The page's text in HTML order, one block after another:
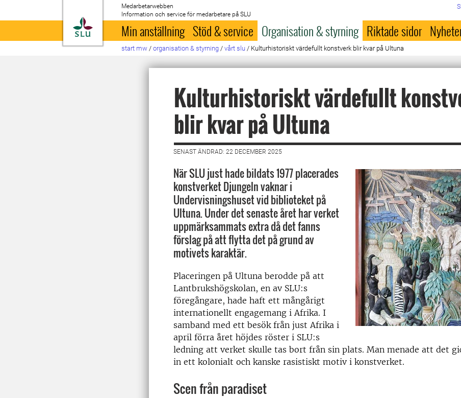
Till startsida
Medarbetarwebben
Information och service för medarbetare på SLU
Min anställning Stöd & service Organisation & styrning Riktade sidor
start mw / organisation & styrning / vårt slu / Kulturhistoriskt värdefullt konstverk blir kvar på Ultuna
Kulturhistoriskt värdefullt
blir kvar på Ultuna
SENAST ÄNDRAD: 22 DECEMBER 2025
När SLU just hade bildats 1977 placerades
konstverket Djungeln vaknar i
Undervisningshuset vid biblioteket på
Ultuna. Under det senaste året har verket
uppmärksammats extra då det fanns
förslag på att flytta det på grund av
motivets karaktär.
Placeringen på Ultuna berodde på att
Lantbrukshögskolan, en av SLU:s
föregångare, hade haft ett mångårigt
internationellt engagemang i Afrika. I
samband med ett besök från just Afrika i
april förra året höjdes röster i SLU:s
ledning att verket skulle tas bort från sin plats. Man menade att det
in ett kolonialt och kanske rasistiskt motiv i konstverket.
Scen från paradiset